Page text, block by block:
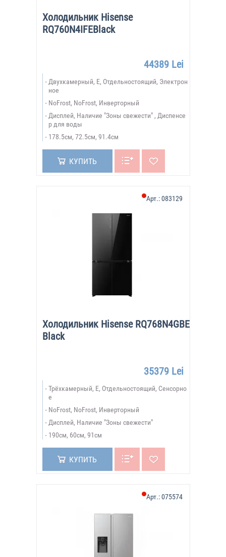
Холодильник Hisense
RQ760N4IFEBlack
44389 Lei
Двухкамерный, E, Отдельностоящий, Электрон
ное
NoFrost, NoFrost, Инверторный
Дисплей, Наличие "Зоны свежести" , Диспенсе
р для воды
178.5см, 72.5см, 91.4см
КУПИТЬ
Холодильник Hisense RQ768N4GBE
Black
Арт.:083129
35379 Lei
Трёхкамерный, E, Отдельностоящий, Сенсорно
е
NoFrost, NoFrost, Инверторный
Дисплей, Наличие "Зоны свежести"
190см, 60см, 91см
КУПИТЬ
Арт.:075574